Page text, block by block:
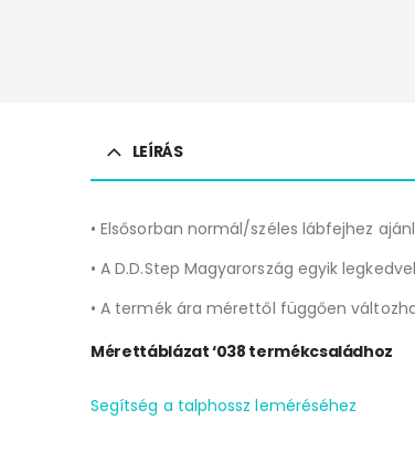
LEÍRÁS
• Elsősorban normál/széles lábfejhez
• A D.D.Step Magyarország egyik
• A termék ára mérettől függően
Mérettáblázat ‘038 termékcsaládhoz
Segítség a talphossz leméréséhez